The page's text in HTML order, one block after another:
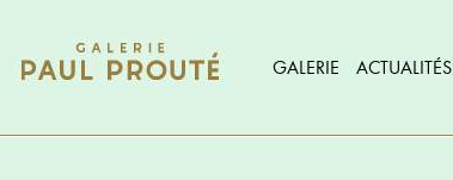
GALERIE ACTUALITÉS